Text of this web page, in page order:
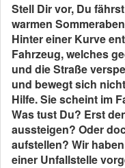
Stell Dir vor, Du
warmen
Hinter einer Kurve
Fahrzeug, welches
und die Straße
und bewegt sich
Hilfe. Sie scheint im
Was tust Du? Erst
aussteigen? Oder
aufstellen? Wir
einer Unfallstelle